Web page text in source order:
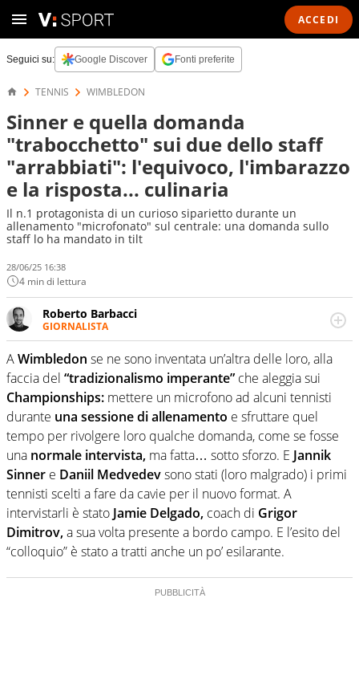
ACCEDI
Seguici su: Google Discover Fonti preferite
TENNIS WIMBLEDON
Sinner e quella domanda
"trabocchetto" sui due dello staff
"arrabbiati": l'equivoco, l'imbarazzo
e la risposta... culinaria
Il n.1 protagonista di un curioso siparietto durante un
allenamento "microfonato" sul centrale: una domanda sullo
staff lo ha mandato in tilt
28/06/25 16:38
4 min di lettura
Roberto Barbacci
GIORNALISTA
Giornalista (pubblicista) sportivo a tutto campo, è il
tuttologo di Virgilio Sport. Provate a chiedergli di boxe, di
scherma, di volley o di curling: ve ne farà innamorare
AWimbledon se ne sono inventata un’altra delle loro, alla
faccia del “tradizionalismo imperante” che aleggia sui
Championships: mettere un microfono ad alcuni tennisti
durante una sessione di allenamento e sfruttare quel
tempo per rivolgere loro qualche domanda, come se fosse
una normale intervista, ma fatta… sotto sforzo. E Jannik
Sinner e Daniil Medvedevsono stati (loro malgrado) i primi
tennisti scelti a fare da cavie per il nuovo format. A
intervistarli è stato Jamie Delgado, coach di Grigor
Dimitrov,a sua volta presente a bordo campo. E l’esito del
“colloquio” è stato a tratti anche un po’ esilarante.